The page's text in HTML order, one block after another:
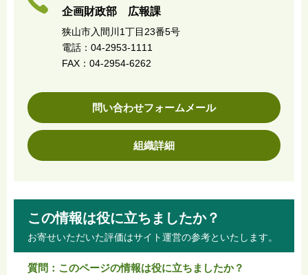
企画財政部 広報課
狭山市入間川1丁目23番5号
電話：04-2953-1111
FAX：04-2954-6262
問い合わせフォームメール
組織詳細
この情報は役に立ちましたか？
お寄せいただいた評価はサイト運営の参考といたします。
質問：このページの情報は役に立ちましたか？